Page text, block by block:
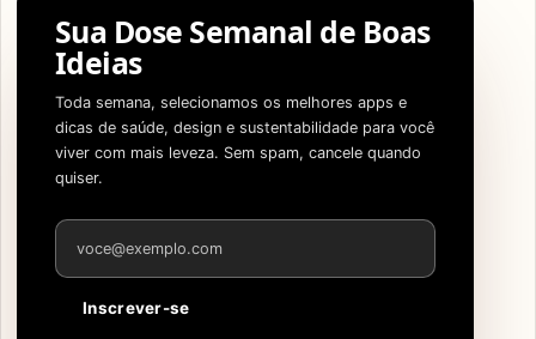
Sua Dose Semanal de Boas
Ideias
Toda semana, selecionamos os melhores apps e
dicas de saúde, design e sustentabilidade para você
viver com mais leveza. Sem spam, cancele quando
quiser.
Endereço de e-mail
Inscrever-se